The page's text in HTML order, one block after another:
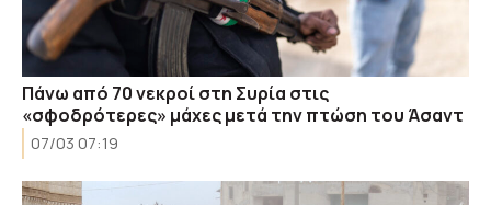
Πάνω από 70 νεκροί στη Συρία στις
«σφοδρότερες» μάχες μετά την πτώση του Άσαντ
07/03 07:19